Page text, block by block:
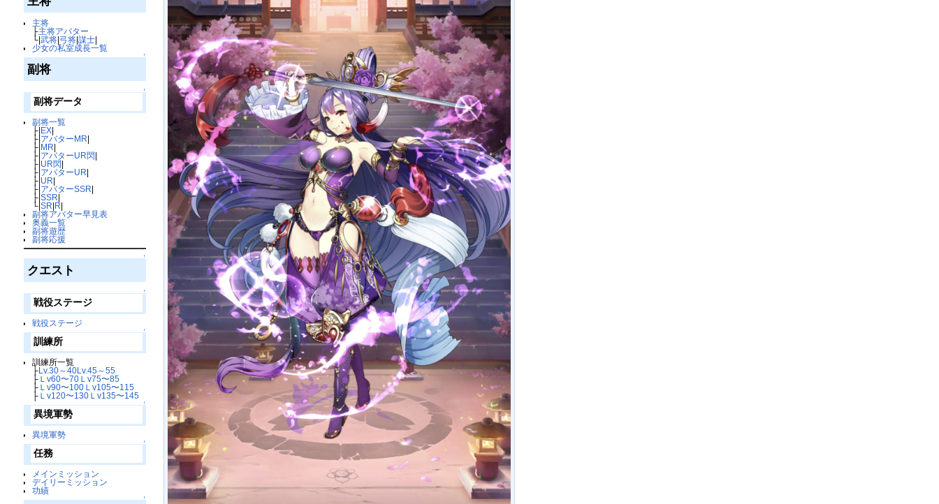
主将
├主将アバター
└|武将|弓将|謀士|
少女の私室成長一覧
↑
副将
↑
副将データ
副将一覧
├| EX|
├| アバターMR
├| MR
├| アバターUR閃
├| UR閃
├| アバターUR
├| UR
├| アバターSSR
├| SSR
└| SR R
副将アバター早見表
奥義一覧
副将遊歴
副将応援
↑
クエスト
↑
戦役ステージ
戦役ステージ
↑
訓練所
訓練所一覧
├Lv.30～40Lv.45～55
├Ｌv60〜70Ｌv75〜85
├Ｌv90〜100Ｌv105〜115
├Ｌv120〜130Ｌv135〜145
↑
異境軍勢
異境軍勢
↑
任務
メインミッション
デイリーミッション
功績
↑